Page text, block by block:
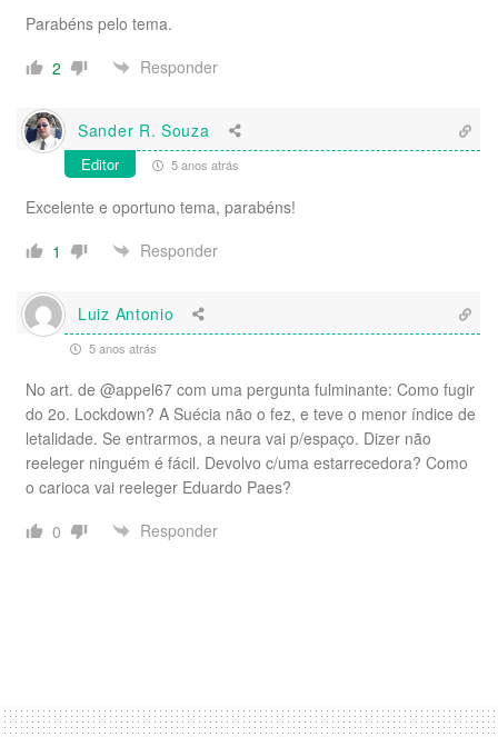
Parabéns pelo tema.
2
Responder
Sander R. Souza
Editor 5 anos atrás
Excelente e oportuno tema, parabéns!
1
Responder
Luiz Antonio
5 anos atrás
No art. de @appel67 com uma pergunta fulminante: Como fugir
do 2o. Lockdown? A Suécia não o fez, e teve o menor índice de
letalidade. Se entrarmos, a neura vai p/espaço. Dizer não
reeleger ninguém é fácil. Devolvo c/uma estarrecedora? Como
o carioca vai reeleger Eduardo Paes?
0
Responder